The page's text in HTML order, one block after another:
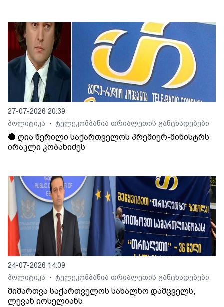
27-07-2026 20:39
პოლიტიკა
• ტელეკომპანია თრიალეთის განცხადებები
🔴 ღია წერილი საქართველოს პრემიერ-მინისტრს
ირაკლი კობახიძეს
24-07-2026 14:09
პოლიტიკა
• ტელეკომპანია თრიალეთის განცხადებები
მიმართვა საქართველოს სახალხო დამცველს,
ლევან იოსელიანს